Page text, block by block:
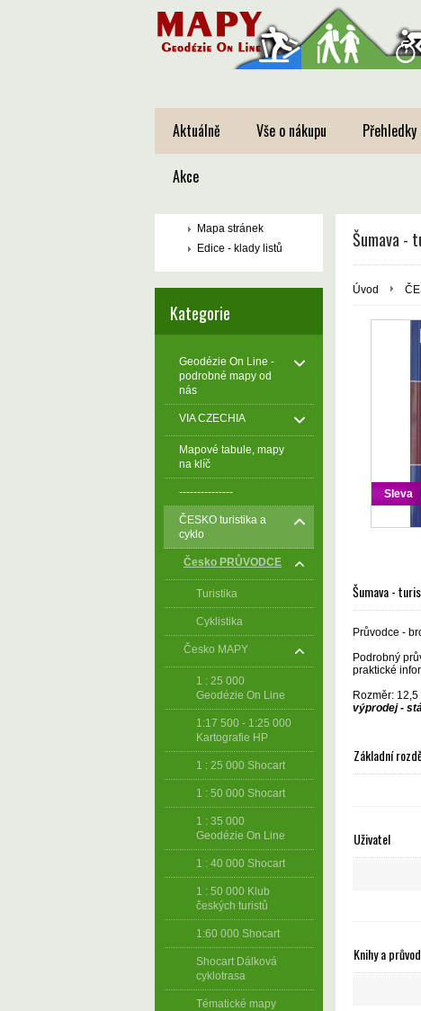
Aktuálně Vše o nákupu
Akce
Mapa stránek
Edice - klady listů
Kategorie
Geodézie On Line -
podrobné mapy od
nás
VIA CZECHIA
Mapové tabule, mapy
na klíč
---------------
ČESKO turistika a
cyklo
Česko PRŮVODCE
Turistika
Cyklistika
Česko MAPY
1 : 25 000
Geodézie On Line
1:17 500 - 1:25 000
Kartografie HP
1 : 25 000 Shocart
1 : 50 000 Shocart
1 : 35 000
Geodézie On Line
1 : 40 000 Shocart
1 : 50 000 Klub
českých turistů
1:60 000 Shocart
Shocart Dálková
cyklotrasa
Tématické mapy
Šumava -
Úvod
Sleva
Šumava -
Průvodce -
Podrobný
praktické
Rozměr:
výprodej -
Základní
Uživatel
Knihy a